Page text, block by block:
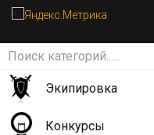
Экипировка
Конкурсы